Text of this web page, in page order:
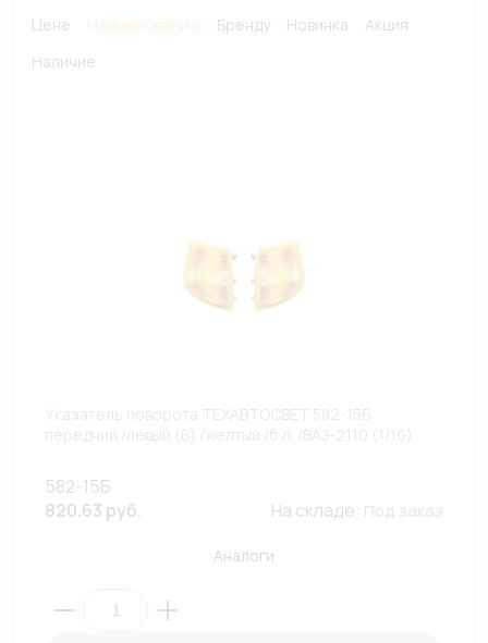
Цене Наименованию Бренду Новинка
Акция
Наличие
582-15Б
820.63 руб.
На складе:
Аналоги